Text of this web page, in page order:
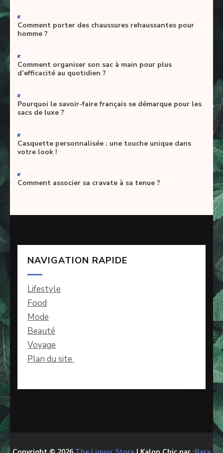
-
Comment porter des chaussures rehaussantes pour
homme ?
-
Comment organiser son sac à main pour plus
d’efficacité au quotidien ?
-
Pourquoi le savoir-faire français se démarque pour les
sacs de luxe ?
-
Casquette personnalisée : une touche unique dans
votre look !
-
Comment associer sa cravate à sa tenue ?
NAVIGATION RAPIDE
Lifestyle
Food
Mode
Beauté
Voyage
Plan du site